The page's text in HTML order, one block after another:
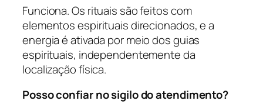
Funciona. Os rituais são feitos com
elementos espirituais direcionados, e a
energia é ativada por meio dos guias
espirituais, independentemente da
localização física.
Posso confiar no sigilo do atendimento?